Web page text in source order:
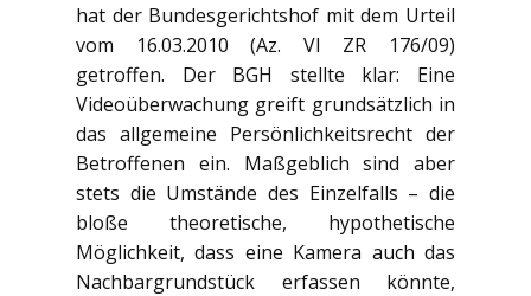
hat der Bundesgerichtshof mit dem Urteil
vom 16.03.2010 (Az. VI ZR 176/09)
getroffen. Der BGH stellte klar: Eine
Videoüberwachung greift grundsätzlich in
das allgemeine Persönlichkeitsrecht der
Betroffenen ein. Maßgeblich sind aber
stets die Umstände des Einzelfalls – die
bloße theoretische, hypothetische
Möglichkeit, dass eine Kamera auch das
Nachbargrundstück erfassen könnte,